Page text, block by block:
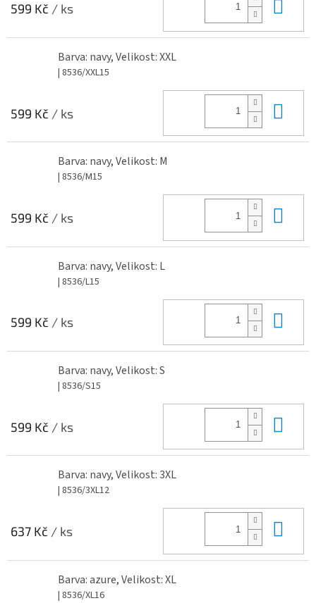
599 Kč / ks
Barva: navy, Velikost: XXL
| 8536/XXL15
599 Kč / ks
Barva: navy, Velikost: M
| 8536/M15
599 Kč / ks
Barva: navy, Velikost: L
| 8536/L15
599 Kč / ks
Barva: navy, Velikost: S
| 8536/S15
599 Kč / ks
Barva: navy, Velikost: 3XL
| 8536/3XL12
637 Kč / ks
Barva: azure, Velikost: XL
| 8536/XL16